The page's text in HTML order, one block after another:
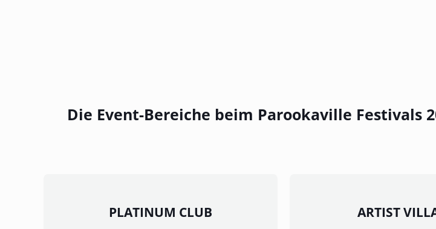
Die Event-Bereiche beim Parookaville Festivals
PLATINUM CLUB ARTIST